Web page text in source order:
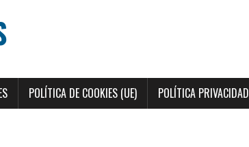
POLÍTICA DE COOKIES (UE) POLÍTICA PRIVACIDAD